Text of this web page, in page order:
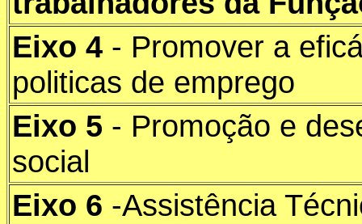
Eixo 4 - Promover a
politicas de emprego
Eixo 5 - Promoção e
social
Eixo 6 -Assistência